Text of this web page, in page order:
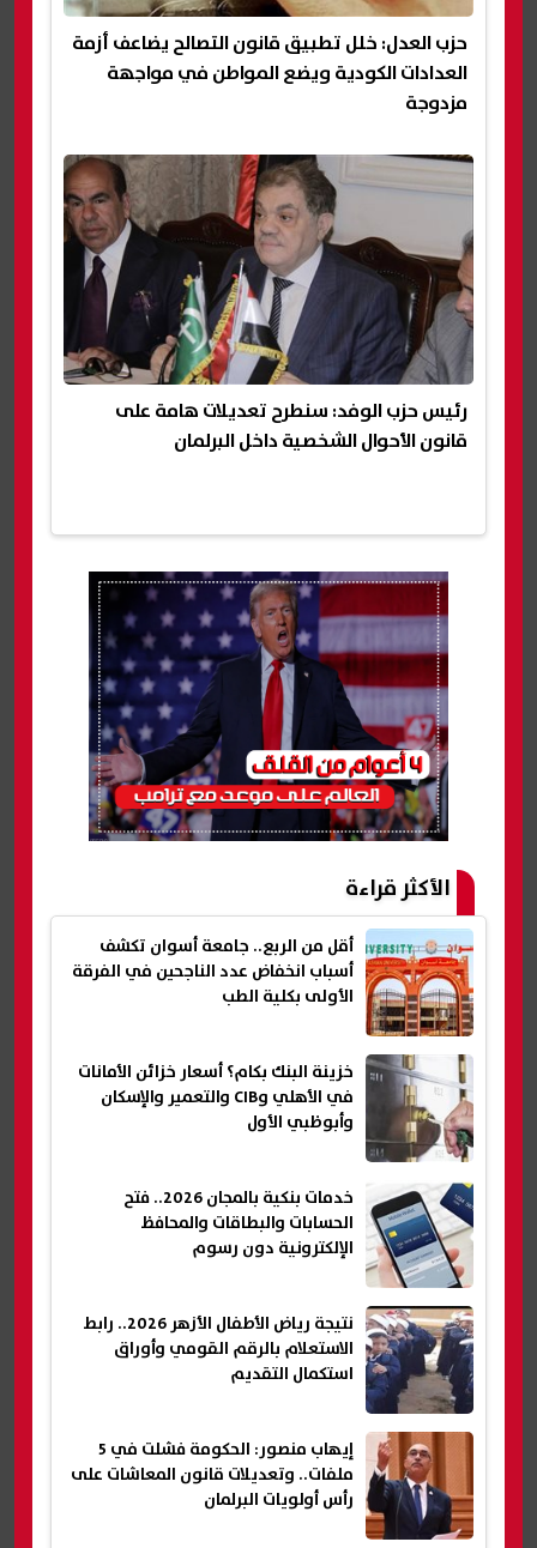
حزب العدل: خلل تطبيق قانون التصالح يضاعف أزمة
العدادات الكودية ويضع المواطن في مواجهة
مزدوجة
رئيس حزب الوفد: سنطرح تعديلات هامة على
قانون الأحوال الشخصية داخل البرلمان
الأكثر قراءة
أقل من الربع.. جامعة أسوان تكشف
أسباب انخفاض عدد الناجحين في الفرقة
الأولى بكلية الطب
خزينة البنك بكام؟ أسعار خزائن الأمانات
في الأهلي وCIB والتعمير والإسكان
وأبوظبي الأول
خدمات بنكية بالمجان 2026.. فتح
الحسابات والبطاقات والمحافظ
الإلكترونية دون رسوم
نتيجة رياض الأطفال الأزهر 2026.. رابط
الاستعلام بالرقم القومي وأوراق
استكمال التقديم
إيهاب منصور: الحكومة فشلت في 5
ملفات.. وتعديلات قانون المعاشات على
رأس أولويات البرلمان